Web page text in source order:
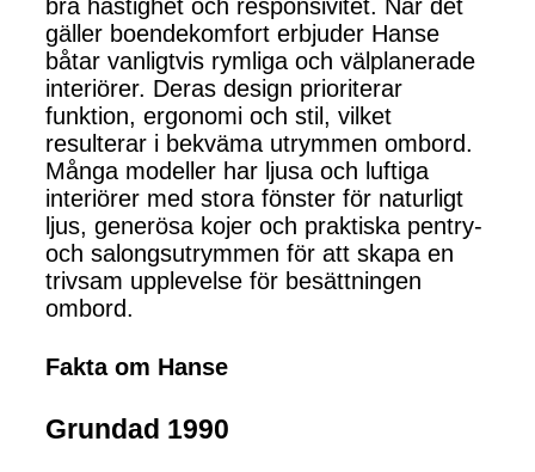
bra hastighet och responsivitet. När det
gäller boendekomfort erbjuder Hanse
båtar vanligtvis rymliga och välplanerade
interiörer. Deras design prioriterar
funktion, ergonomi och stil, vilket
resulterar i bekväma utrymmen ombord.
Många modeller har ljusa och luftiga
interiörer med stora fönster för naturligt
ljus, generösa kojer och praktiska pentry-
och salongsutrymmen för att skapa en
trivsam upplevelse för besättningen
ombord.
Fakta om Hanse
Grundad 1990